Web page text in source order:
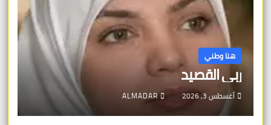
هنا وطني
ربى القصيد
أغسطس 3, 2026 ALMADAR